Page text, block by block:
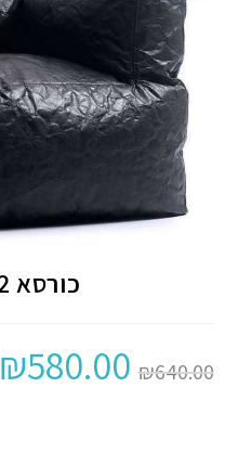
כורסא 502 שחור
₪640.00
₪580.00